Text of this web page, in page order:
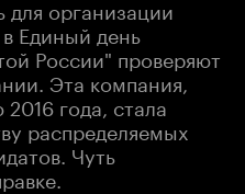
для организации
Единый день
России" проверяют
Эта компания,
года, стала
распределяемых
Чуть